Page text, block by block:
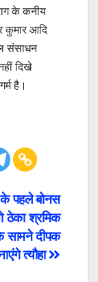
के कनीय
कुमार आदि
संसाधन
दिखे
है।
के पहले बोनस
ठेका श्रमिक
दीपक
त्यौहा